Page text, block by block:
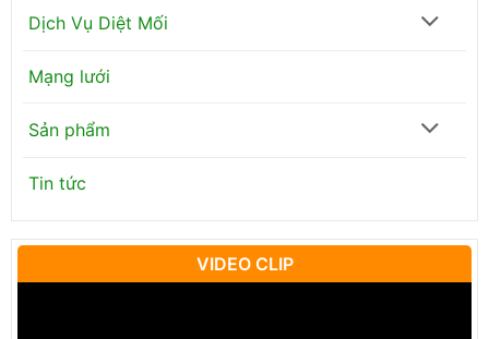
Dịch Vụ Diệt Mối
Mạng lưới
Sản phẩm
Tin tức
VIDEO CLIP